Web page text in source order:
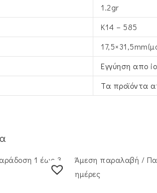
1.2gr
Κ14 – 585
Εγγύηση απο
Τα προϊόντα
1 έως 3
Άμεση παραλαβή /
ημέρες